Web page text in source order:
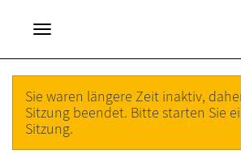
Sie waren längere Zeit inaktiv,
Sitzung beendet. Bitte starten Sie
Sitzung.